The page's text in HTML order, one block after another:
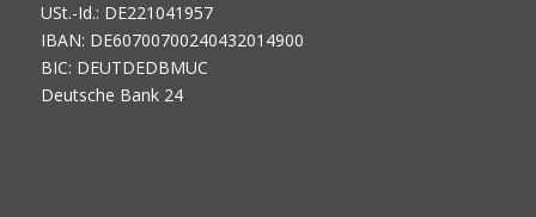
USt.-Id.: DE221041957
IBAN: DE60700700240432014900
BIC: DEUTDEDBMUC
Deutsche Bank 24